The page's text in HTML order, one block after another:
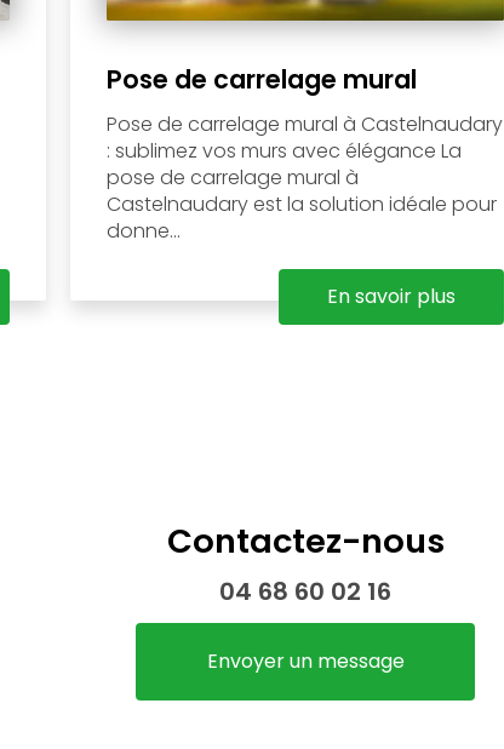
Pose de carrelage mural
Pose de carrelage mural à Castelnaudary
: sublimez vos murs avec élégance La
pose de carrelage mural à
Castelnaudary est la solution idéale pour
donne...
En savoir plus
Contactez-nous
04 68 60 02 16
Envoyer un message